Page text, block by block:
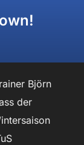
Björn
der